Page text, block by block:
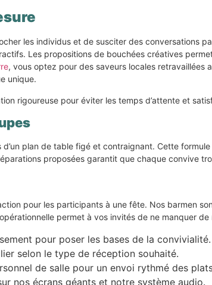
les individus et de susciter des conversations
Les propositions de bouchées créatives
, vous optez pour des saveurs locales retravaillées
unique.
rigoureuse pour éviter les temps d’attente et
plan de table figé et contraignant. Cette
proposées garantit que chaque convive
pour les participants à une fête. Nos barmen
permet à vos invités de ne manquer
pour poser les bases de la convivialité.
selon le type de réception souhaité.
de salle pour un envoi rythmé des
nos écrans géants et notre système audio.